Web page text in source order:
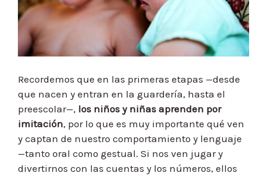
Recordemos que en las primeras etapas —desde
que nacen y entran en la guardería, hasta el
preescolar—, los niños y niñas aprenden por
imitación, por lo que es muy importante qué ven
y captan de nuestro comportamiento y lenguaje
—tanto oral como gestual. Si nos ven jugar y
divertirnos con las cuentas y los números, ellos